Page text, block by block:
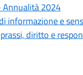
Annualità 2024
informazione e
diritto e